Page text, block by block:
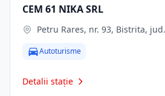
CEM 61 NIKA SRL
Petru Rares, nr. 93, Bistrita,
Autoturisme
Detalii stație